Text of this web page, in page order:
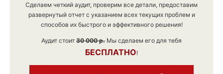
Сделаем четкий аудит, проверим все детали, предоставим
развернутый отчет с указанием всех текущих проблем и
способов их быстрого и эффективного решения!
Аудит стоит 30 000 р. Мы сделаем его для тебя
БЕСПЛАТНО!